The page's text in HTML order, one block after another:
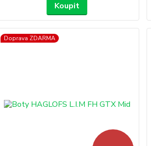
Koupit
Doprava ZDARMA